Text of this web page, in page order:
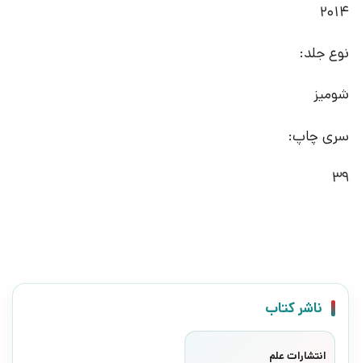
2014
نوع جلد:
شومیز
سری چاپ:
39
ناشر کتاب
انتشارات علم